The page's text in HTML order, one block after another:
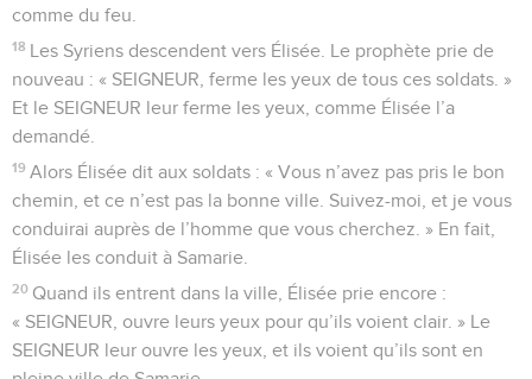
comme du feu.
18 Les Syriens descendent vers Élisée. Le prophète prie de
nouveau : « SEIGNEUR, ferme les yeux de tous ces soldats. »
Et le SEIGNEUR leur ferme les yeux, comme Élisée l’a
demandé.
19 Alors Élisée dit aux soldats : « Vous n’avez pas pris le bon
chemin, et ce n’est pas la bonne ville. Suivez-moi, et je vous
conduirai auprès de l’homme que vous cherchez. » En fait,
Élisée les conduit à Samarie.
20 Quand ils entrent dans la ville, Élisée prie encore :
« SEIGNEUR, ouvre leurs yeux pour qu’ils voient clair. » Le
SEIGNEUR leur ouvre les yeux, et ils voient qu’ils sont en